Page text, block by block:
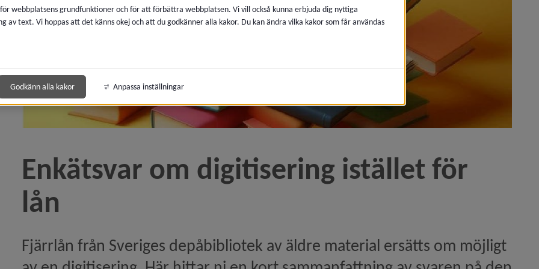
Arbetar du med gallring i sommar?)
donationer)
från fjärrlånewebbinariet)
depåbibliotek jubilerar)
för medborgarens bästa)
vi tillsammans!)
Presentationer från Mediekonferensen)
Enkätsvar om digitisering istället för
lån
Fjärrlån från Sveriges depåbibliotek av äldre material ersätts om möjligt
för webbplatsens grundfunktioner och för att förbättra webbplatsen. Vi vill också kunna erbjuda dig nyttiga
av text. Vi hoppas att det känns okej och att du godkänner alla kakor. Du kan ändra vilka kakor som får användas
Godkänn alla kakor Anpassa inställningar